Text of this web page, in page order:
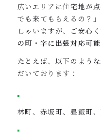
広いエリアに住宅地が
でも来てもらえるの？
しゃいますが、ご安心
の町・字に出張対応可能
たとえば、以下のよう
だいております：
林町、赤坂町、昼飯町